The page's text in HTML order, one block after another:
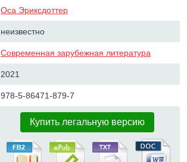
Оса Эриксдоттер
неизвестно
Современная зарубежная литература
2021
978-5-86471-879-7
Купить легальную версию